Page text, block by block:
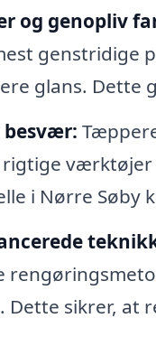
og genopliv
genstridige
glans. Dette
besvær:
værktøjer
i Nørre Søby
sikrer, at